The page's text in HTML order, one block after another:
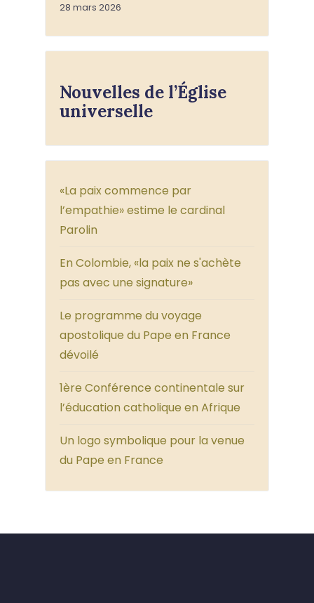
28 mars 2026
Nouvelles de l’Église
universelle
«La paix commence par
l’empathie» estime le cardinal
Parolin
En Colombie, «la paix ne s'achète
pas avec une signature»
Le programme du voyage
apostolique du Pape en France
dévoilé
1ère Conférence continentale sur
l’éducation catholique en Afrique
Un logo symbolique pour la venue
du Pape en France